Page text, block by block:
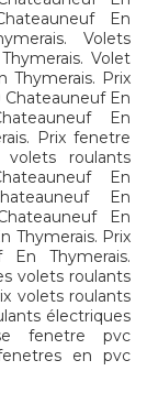
En
Volets
Volet
Thymerais. Prix
En
En
Prix fenetre
volets roulants
En
En
En
Thymerais. Prix
En Thymerais.
volets roulants
volets roulants
électriques
fenetre pvc
en pvc